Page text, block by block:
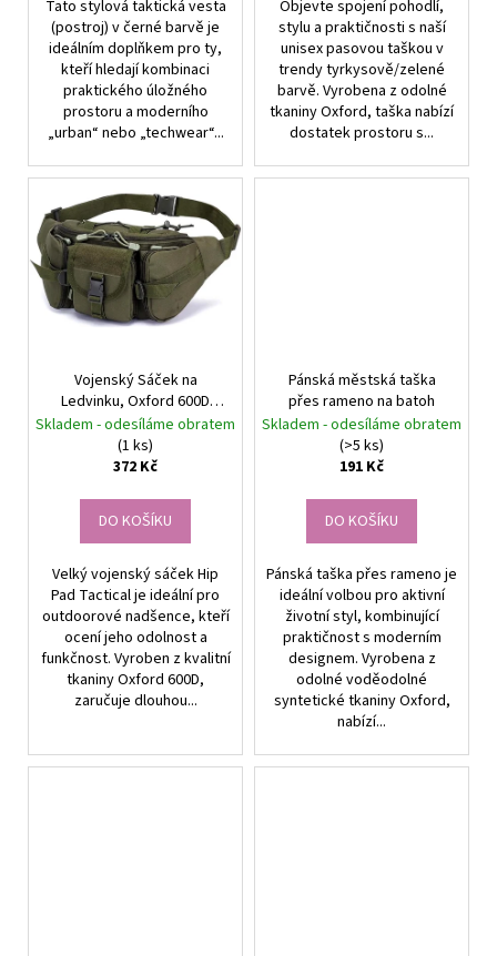
Tato stylová taktická vesta
(postroj) v černé barvě je
ideálním doplňkem pro ty,
kteří hledají kombinaci
praktického úložného
prostoru a moderního
„urban“ nebo „techwear“...
Objevte spojení pohodlí,
stylu a praktičnosti s naší
unisex pasovou taškou v
trendy tyrkysově/zelené
barvě. Vyrobena z odolné
tkaniny Oxford, taška nabízí
dostatek prostoru s...
Vojenský Sáček na
Ledvinku, Oxford 600D
Tkanina, Nastavitelný
Popruh, 15x5-13 cm
Skladem - odesíláme obratem
(1 ks)
372 Kč
DO KOŠÍKU
Velký vojenský sáček Hip
Pad Tactical je ideální pro
outdoorové nadšence, kteří
ocení jeho odolnost a
funkčnost. Vyroben z kvalitní
tkaniny Oxford 600D,
zaručuje dlouhou...
Pánská městská taška
přes rameno na batoh
Skladem - odesíláme obratem
(>5 ks)
191 Kč
DO KOŠÍKU
Pánská taška přes rameno je
ideální volbou pro aktivní
životní styl, kombinující
praktičnost s moderním
designem. Vyrobena z
odolné voděodolné
syntetické tkaniny Oxford,
nabízí...